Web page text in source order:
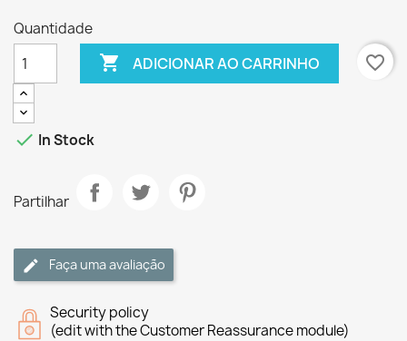
Quantidade
 ADICIONAR AO CARRINHO favorite_border
 In Stock
Partilhar
Faça uma avaliação
Security policy
(edit with the Customer Reassurance module)